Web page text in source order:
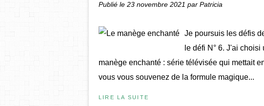
Publié le 23 novembre 2021 par Patricia
Je poursuis les défis
le défi N° 6. J'ai
manège enchanté : série télévisée qui mettait
vous vous souvenez de la formule magique...
LIRE LA SUITE